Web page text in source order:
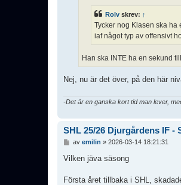
Rolv skrev: ↑
Tycker nog Klasen ska ha
iaf något typ av offensivt
Han ska INTE ha en sekund till.
Nej, nu är det över, på den här
-Det är en ganska kort tid man lever,
SHL 25/26 Djurgårdens IF -
l
g
av emilin » 2026-03-14 18:21:31
Vilken jäva säsong
Första året tillbaka i SHL,